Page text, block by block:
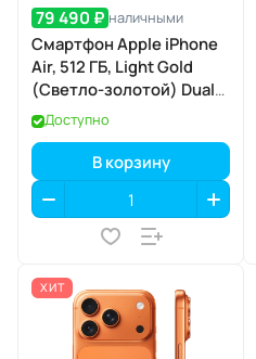
79 490 ₽ наличными
Смартфон Apple iPhone
Air, 512 ГБ, Light Gold
(Светло-золотой) Dual
eSIM
Доступно
В корзину
ХИТ